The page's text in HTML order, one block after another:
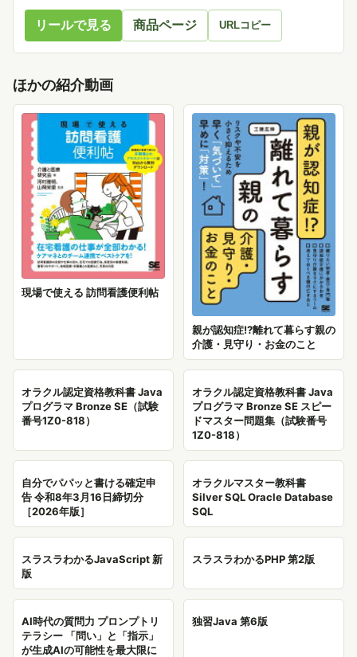
リールで見る 商品ページ URLコピー
ほかの紹介動画
現場で使える 訪問看護便利帖
親が認知症!?離れて暮らす親の
介護・見守り・お金のこと
オラクル認定資格教科書 Java
プログラマ Bronze SE（試験
番号1Z0-818）
オラクル認定資格教科書 Java
プログラマ Bronze SE スピー
ドマスター問題集（試験番号
1Z0-818）
自分でパパッと書ける確定申
告 令和8年3月16日締切分
［2026年版］
オラクルマスター教科書
Silver SQL Oracle Database
SQL
スラスラわかるJavaScript 新
版
スラスラわかるPHP 第2版
AI時代の質問力 プロンプトリ
テラシー 「問い」と「指示」
が生成AIの可能性を最大限に
独習Java 第6版